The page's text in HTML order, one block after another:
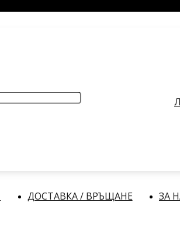
ДОСТАВКА / ВРЪЩАНЕ
ЗА